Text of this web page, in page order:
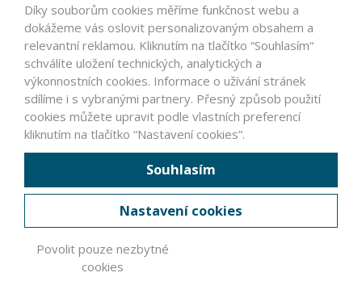
Krajský soud v Brně, oddíl L, vložka 19552.
PARTNEŘI
VLÁDNÍ INSTITUCE ČR A SR >
NEVLÁDNÍ INSTITUCE >
ZAHRANIČNÍ PARTNEŘI >
ČLENOVÉ ASOCIACE
© Asociace výrobců kabelů a vodičů ČR a SR
Díky souborům cookies měříme funkčnost webu a
dokážeme vás oslovit personalizovaným obsahem a
relevantní reklamou. Kliknutím na tlačítko “Souhlasím“
schválíte uložení technických, analytických a
výkonnostních cookies. Informace o užívání stránek
sdílíme i s vybranými partnery. Přesný způsob použití
cookies můžete upravit podle vlastních preferencí
kliknutím na tlačítko “Nastavení cookies”.
Souhlasím
Nastavení cookies
Povolit pouze nezbytné
cookies